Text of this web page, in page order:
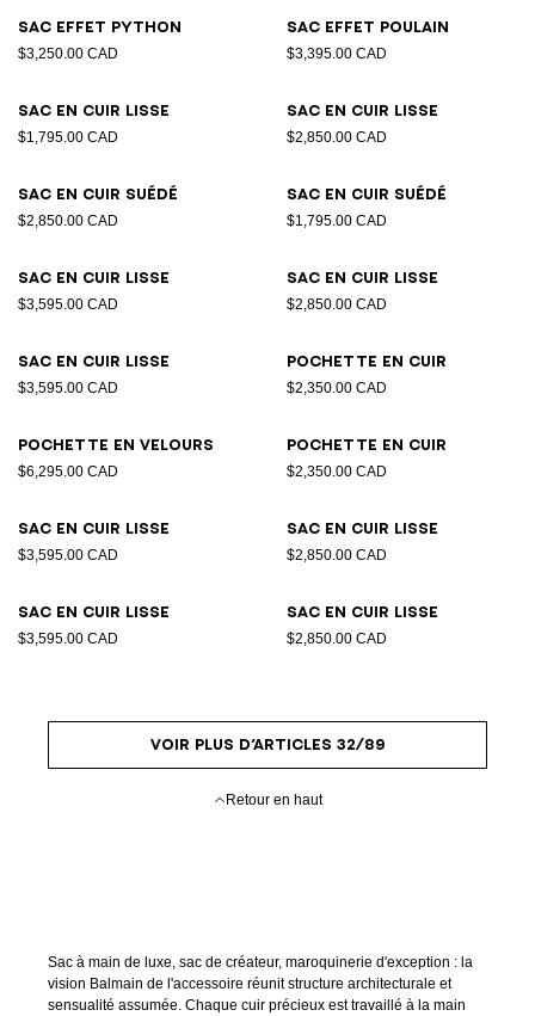
Sac effet python
$3,250.00 CAD
Sac effet poulain
$3,395.00 CAD
Sac en cuir lisse
$1,795.00 CAD
Sac en cuir lisse
$2,850.00 CAD
Sac en cuir suédé
$2,850.00 CAD
Sac en cuir suédé
$1,795.00 CAD
Sac en cuir lisse
$3,595.00 CAD
Sac en cuir lisse
$2,850.00 CAD
Sac en cuir lisse
$3,595.00 CAD
Pochette en cuir
$2,350.00 CAD
Pochette en velours
$6,295.00 CAD
Pochette en cuir
$2,350.00 CAD
Sac en cuir lisse
$3,595.00 CAD
Sac en cuir lisse
$2,850.00 CAD
Sac en cuir lisse
$3,595.00 CAD
Sac en cuir lisse
$2,850.00 CAD
VOIR PLUS D’ARTICLES 32/89
Retour en haut
Sac à main de luxe, sac de créateur, maroquinerie d'exception : la
vision Balmain de l'accessoire réunit structure architecturale et
sensualité assumée. Chaque cuir précieux est travaillé à la main